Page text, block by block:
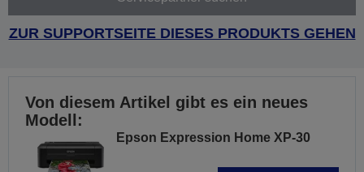
ZUR SUPPORTSEITE DIESES PRODUKTS GEHEN
Von diesem Artikel gibt es ein neues
Modell:
Epson Expression Home XP-30